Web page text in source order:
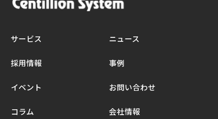
サービス ニュース
採用情報 事例
イベント お問い合わせ
コラム 会社情報